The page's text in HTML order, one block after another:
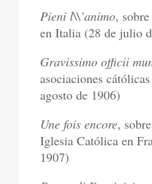
Pieni l\\’animo,
en Italia (28 de julio
Gravissimo officii
asociaciones
agosto de 1906)
Une fois encore,
Iglesia Católica en
1907)